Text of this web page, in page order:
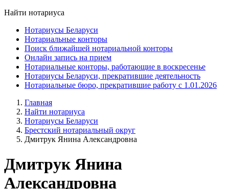
Найти нотариуса
Нотариусы Беларуси
Нотариальные конторы
Поиск ближайшей нотариальной конторы
Онлайн запись на прием
Нотариальные конторы, работающие в воскресенье
Нотариусы Беларуси, прекратившие деятельность
Нотариальные бюро, прекратившие работу с 1.01.2026
Главная
Найти нотариуса
Нотариусы Беларуси
Брестский нотариальный округ
Дмитрук Янина Александровна
Дмитрук Янина
Александровна